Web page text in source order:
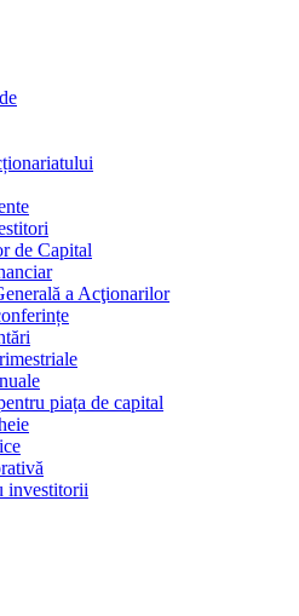
de Capital
a Acţionarilor
piața de capital
investitorii